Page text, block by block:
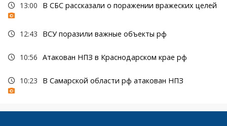
13:00 В СБС рассказали о поражении вражеских целей
12:43 ВСУ поразили важные объекты рф
10:56 Атакован НПЗ в Краснодарском крае рф
10:23 В Самарской области рф атакован НПЗ